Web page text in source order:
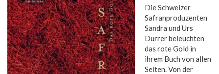
Die Schweizer
Safranproduzenten
Sandra und Urs
Durrer beleuchten
das rote Gold in
ihrem Buch von allen
Seiten. Von der